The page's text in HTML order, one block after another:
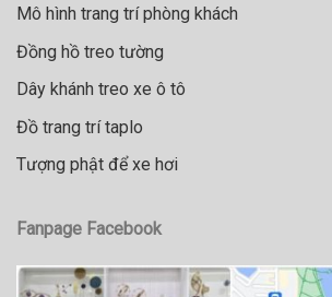
Mô hình trang trí phòng khách
Đồng hồ treo tường
Dây khánh treo xe ô tô
Đồ trang trí taplo
Tượng phật để xe hơi
Fanpage Facebook